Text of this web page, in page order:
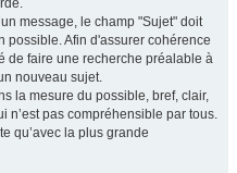
message, le champ "Sujet" doit
possible. Afin d'assurer cohérence
de faire une recherche préalable à
nouveau sujet.
la mesure du possible, bref, clair,
n’est pas compréhensible par tous.
qu’avec la plus grande